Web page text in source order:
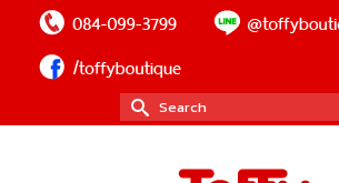
Search
for: